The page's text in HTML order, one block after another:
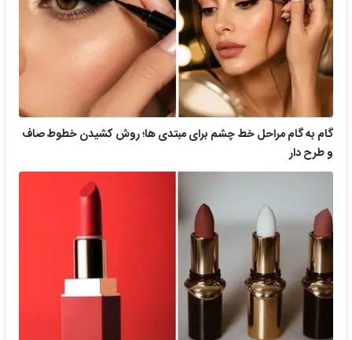
گام به گام مراحل خط چشم برای مبتدی ها؛ روش کشیدن خطوط صاف
و طرح دار